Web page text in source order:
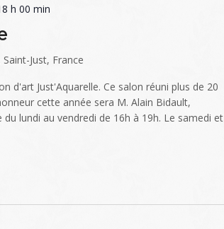
h 00 min
Just, France
d'art Just'Aquarelle. Ce salon réuni plus de 20
cette année sera M. Alain Bidault,
lundi au vendredi de 16h à 19h. Le samedi et